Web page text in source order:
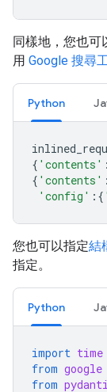
同樣地，您也可
用 Google 搜尋
Python
{ 'contents' :
{ 'contents' :
'config' :{
您也可以指定結
指定。
Python
import time
from google
from